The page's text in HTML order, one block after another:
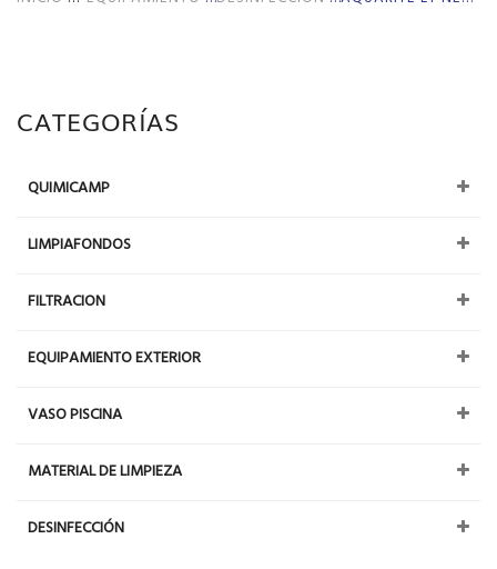
CATEGORÍAS
QUIMICAMP
LIMPIAFONDOS
FILTRACION
EQUIPAMIENTO EXTERIOR
VASO PISCINA
MATERIAL DE LIMPIEZA
DESINFECCIÓN